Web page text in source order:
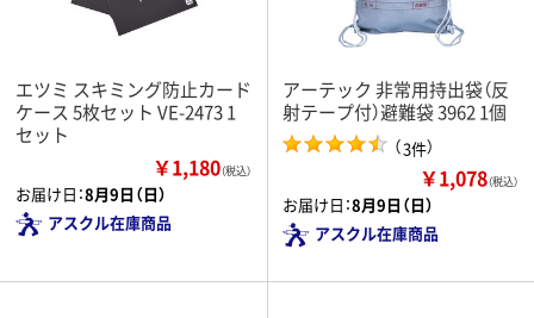
エツミ スキミング防止カード
ケース 5枚セット VE-2473 1
セット
￥1,180（税込）
お届け日：8月9日（日）
アスクル在庫商品
アーテック 非常用持出袋（反
射テープ付）避難袋 3962 1個
（3件）
￥1,078（税込）
お届け日：8月9日（日）
アスクル在庫商品